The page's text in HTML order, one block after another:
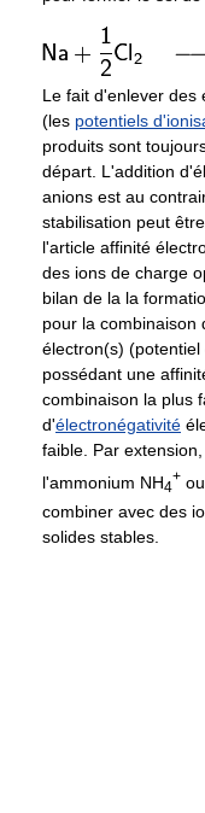
Le fait d'enlever des
(les potentiels
produits sont
départ. L'addition
anions est au
stabilisation peut
l'article affinité
des ions de charge
bilan de la la
pour la combinaison
électron(s)
possédant une
combinaison la plus
d'électronégativité
faible. Par
l'ammonium NH4
+
combiner avec des
solides stables.